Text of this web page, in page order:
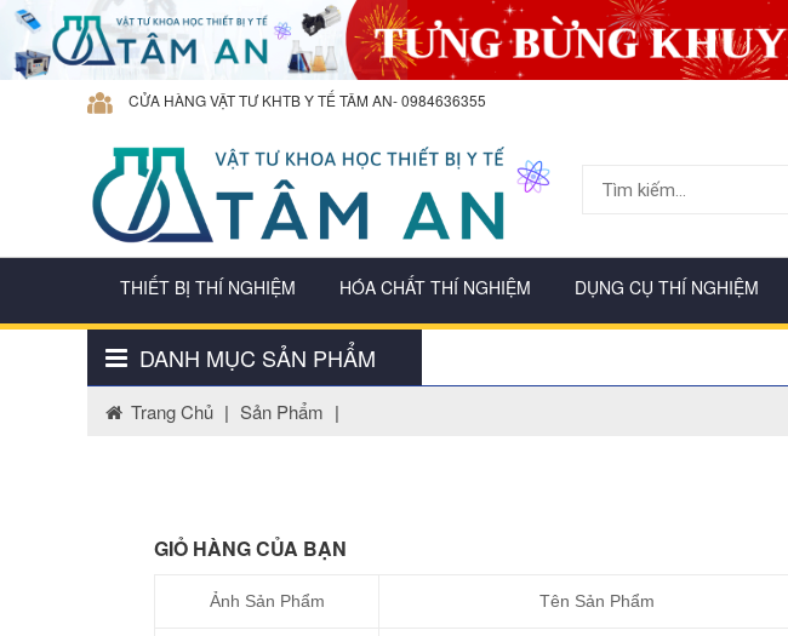
CỬA HÀNG VẬT TƯ KHTB Y TẾ TÂM AN- 0984636355
THIẾT BỊ THÍ NGHIỆM HÓA CHẤT THÍ NGHIỆM DỤNG CỤ THÍ NGHIỆM
DANH MỤC SẢN PHẨM
DỤNG CỤ THÍ NGHIỆM
Trang Chủ | Sản Phẩm |
GIỎ HÀNG CỦA BẠN
Ảnh Sản Phẩm Tên Sản Phẩm